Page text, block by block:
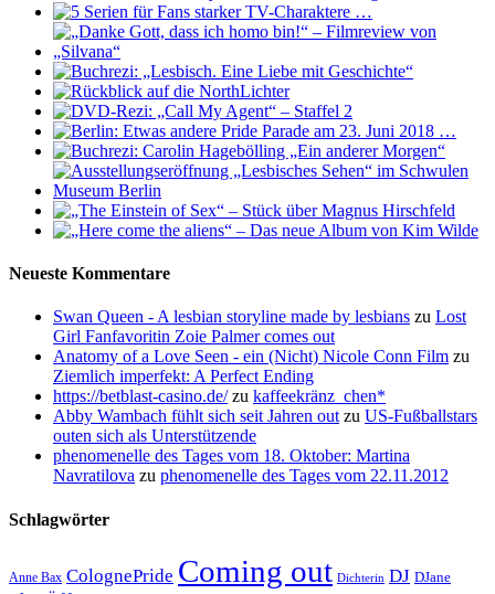
Neueste Kommentare
Swan Queen - A lesbian storyline made by lesbians zu Lost
Girl Fanfavoritin Zoie Palmer comes out
Anatomy of a Love Seen - ein (Nicht) Nicole Conn Film zu
Ziemlich imperfekt: A Perfect Ending
https://betblast-casino.de/zu kaffeekränz_chen*
Abby Wambach fühlt sich seit Jahren outzu US-Fußballstars
outen sich als Unterstützende
phenomenelle des Tages vom 18. Oktober: Martina
Navratilova zu phenomenelle des Tages vom 22.11.2012
Schlagwörter
Anne Bax ColognePride Coming out Dichterin DJ DJane